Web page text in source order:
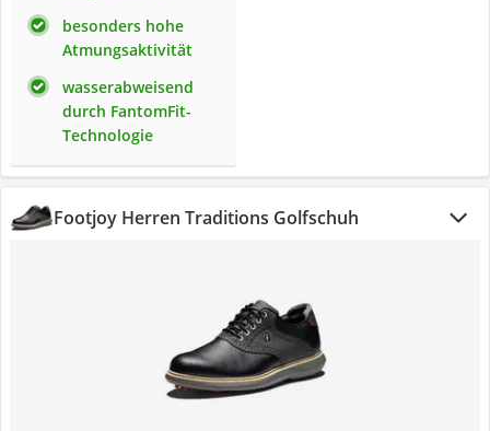
besonders hohe
Atmungsaktivität
wasserabweisend
durch FantomFit-
Technologie
Footjoy Herren Traditions Golfschuh